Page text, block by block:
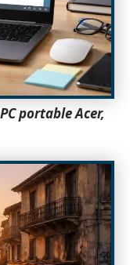
portable Acer,